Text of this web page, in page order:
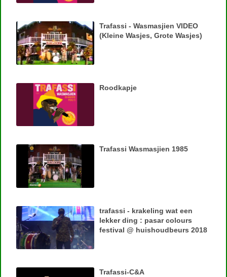
Trafassi - Wasmasjien VIDEO
(Kleine Wasjes, Grote Wasjes)
Roodkapje
Trafassi Wasmasjien 1985
trafassi - krakeling wat een
lekker ding : pasar colours
festival @ huishoudbeurs 2018
Trafassi-C&A